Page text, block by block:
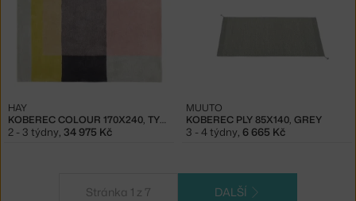
KOBEREC COLOUR 170X240, TYP 05
HAY
2 - 3 týdny, 34 975 Kč
KOBEREC PLY 85X140, GREY
MUUTO
3 - 4 týdny, 6 665 Kč
Stránka 1 z 7 DALŠÍ